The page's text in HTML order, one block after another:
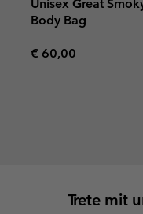
Unisex Great
Body Bag
Regular price:
€ 60,00
Trete mit